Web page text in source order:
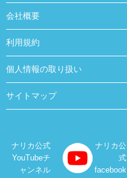
会社概要
利用規約
個人情報の取り扱い
サイトマップ
ナリカ公式
YouTubeチ
ャンネル
ナリカ公
式
facebook